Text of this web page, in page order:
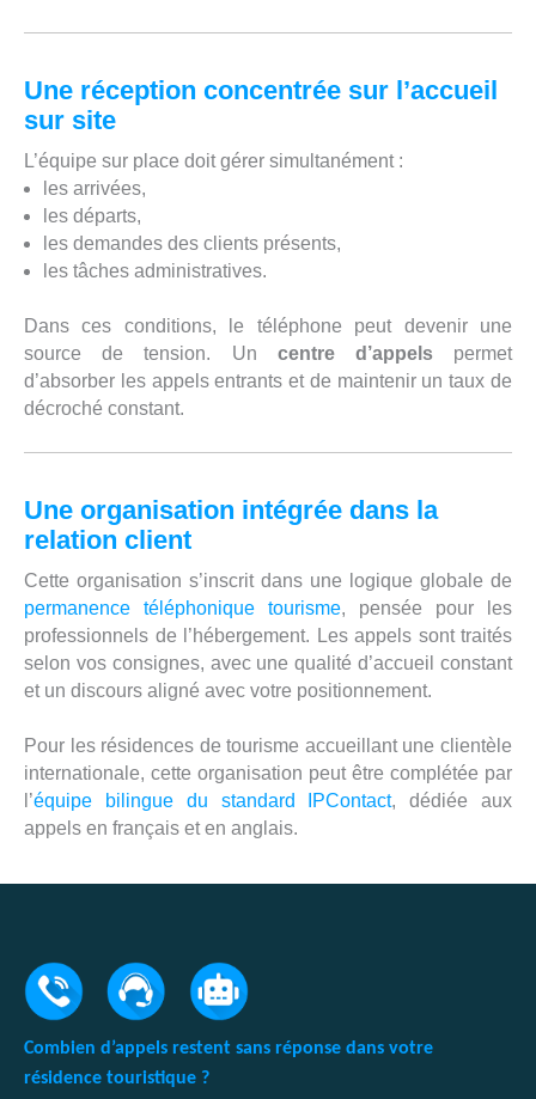
Une réception concentrée sur l’accueil
sur site
L’équipe sur place doit gérer simultanément :
les arrivées,
les départs,
les demandes des clients présents,
les tâches administratives.
Dans ces conditions, le téléphone peut devenir une
source de tension. Un centre d’appelspermet
d’absorber les appels entrants et de maintenir un taux de
décroché constant.
Une organisation intégrée dans la
relation client
Cette organisation s’inscrit dans une logique globale de
permanence téléphonique tourisme, pensée pour les
professionnels de l’hébergement. Les appels sont traités
selon vos consignes, avec une qualité d’accueil constant
et un discours aligné avec votre positionnement.
Pour les résidences de tourisme accueillant une clientèle
internationale, cette organisation peut être complétée par
l’équipe bilingue du standard IPContact, dédiée aux
appels en français et en anglais.
Combien d’appels restent sans réponse dans votre
résidence touristique ?